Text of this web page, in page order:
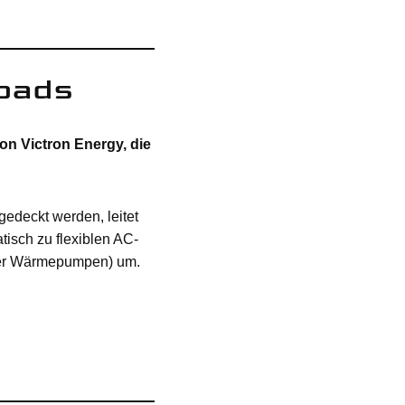
Victron Energy, die
werden, leitet
zu flexiblen AC-
Wärmepumpen) um.